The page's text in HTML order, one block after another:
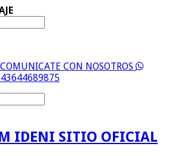
CON NOSOTROS
IDENI SITIO OFICIAL